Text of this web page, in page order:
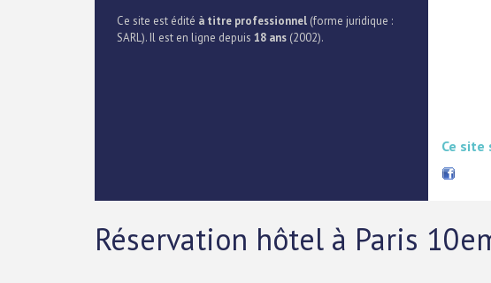
Ce site est édité à titre professionnel (forme juridique :
SARL). Il est en ligne depuis 18 ans (2002).
Ce site
Réservation hôtel à Paris